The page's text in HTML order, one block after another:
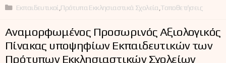
Κατηγορίες
Εκπαιδευτικοί Πρότυπα Εκκλησιαστικά Σχολεία Τοποθετήσεις
Αναμορφωμένος Προσωρινός Αξιολογικός
Πίνακας υποψηφίων Εκπαιδευτικών των
Πρότυπων Εκκλησιαστικών Σχολείων